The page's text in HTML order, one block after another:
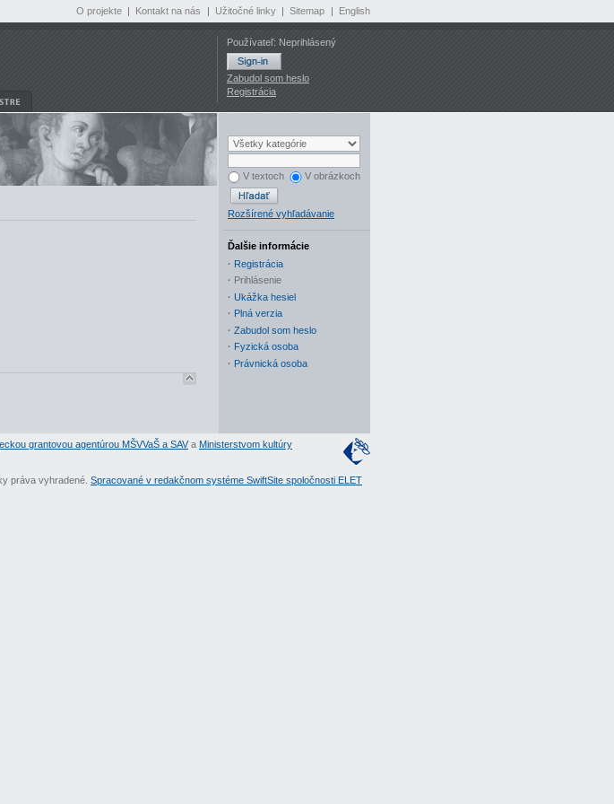
O projekte | Kontakt na nás | Užitočné linky | Sitemap | English
Používateľ: Neprihlásený
Zabudol som heslo
Registrácia
V textoch V obrázkoch
Rozšírené vyhľadávanie
Ďalšie informácie
· Registrácia
· Prihlásenie
· Ukážka hesiel
· Plná verzia
· Zabudol som heslo
· Fyzická osoba
· Právnická osoba
grantovou agentúrou MŠVVaŠ a SAVa Ministerstvom kultúry
práva vyhradené. Spracované v redakčnom systéme SwiftSite spoločnosti ELET